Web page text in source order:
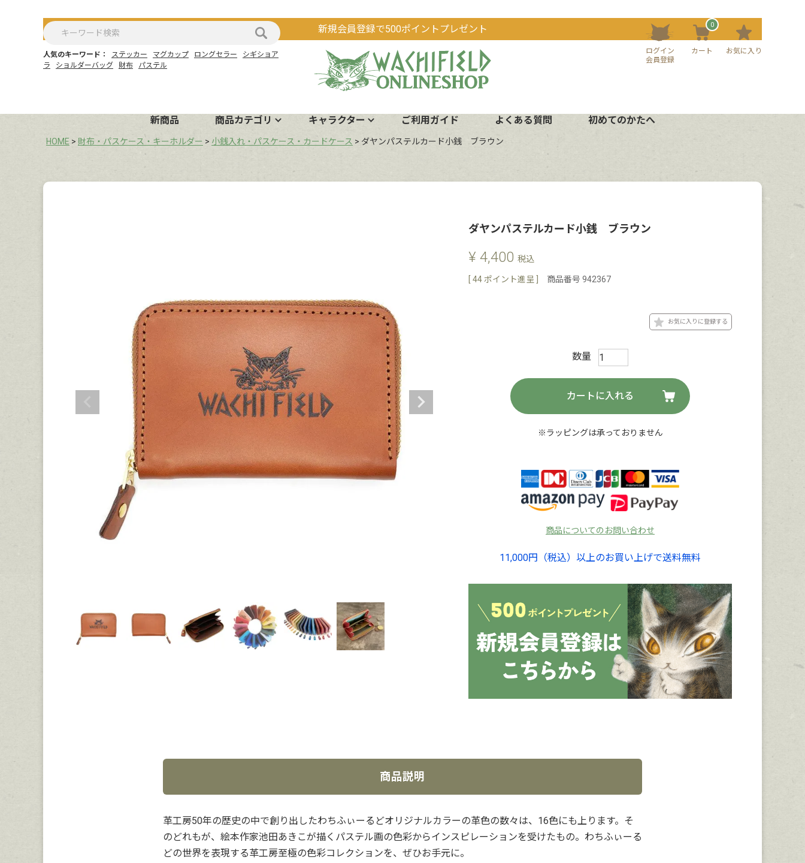
新規会員登録で500ポイントプレゼント
人気のキーワード： ステッカー マグカップ ロングセラー
シギショア
ラ
ショルダーバッグ 財布 パステル
ログイン
会員登録
カート
0
お気に入り
新商品 商品カテゴリ キャラクター ご利用ガイド よくある質問 初めてのかたへ
HOME 財布・パスケース・キーホルダー 小銭入れ・パスケース・カードケース ダヤンパステルカード小銭 ブラウン
ダヤンパステルカード小銭 ブラウン
¥ 4,400 税込
44ポイント進呈 ] 商品番号 942367
お気に入りに登録する
カートに入れる
※ラッピングは承っておりません
商品についてのお問い合わせ
11,000円（税込）以上のお買い上げで送料無料
商品説明
革工房50年の歴史の中で創り出したわちふぃーるどオリジナルカラーの革色の数々は、16色にも上ります。そ
のどれもが、絵本作家池田あきこが描くパステル画の色彩からインスピレーションを受けたもの。わちふぃーる
どの世界を表現する革工房至極の色彩コレクションを、ぜひお手元に。